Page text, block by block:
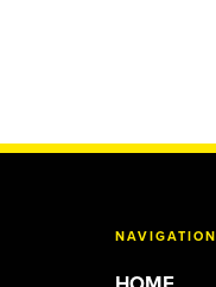
NAVIGATION